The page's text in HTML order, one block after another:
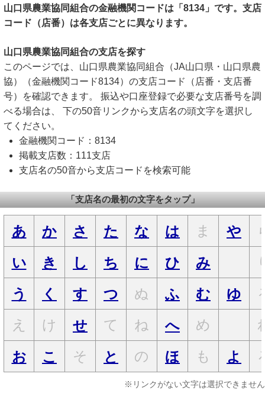
山口県農業協同組合の金融機関コードは「8134」です。支店
コード（店番）は各支店ごとに異なります。
山口県農業協同組合の支店を探す
このページでは、山口県農業協同組合（JA山口県・山口県農
協）（金融機関コード8134）の支店コード（店番・支店番
号）を確認できます。 振込や口座登録で必要な支店番号を調
べる場合は、 下の50音リンクから支店名の頭文字を選択し
てください。
金融機関コード：8134
掲載支店数：111支店
支店名の50音から支店コードを検索可能
「支店名の最初の文字をタップ」
あ か さ た な は ま や
い
き し ち に ひ み
う
く す つ ぬ ふ む ゆ
え
け せ て ね へ め
お
こ そ と の ほ も よ
※リンクがない文字は選択できません